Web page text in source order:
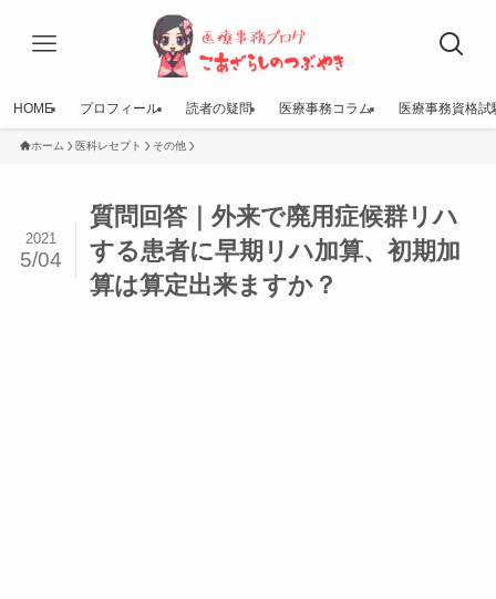
HOME プロフィール 読者の疑問 医療事務コラム 医療事務資格試
ホーム 医科レセプト その他
質問回答｜外来で廃用症候群リハ
する患者に早期リハ加算、初期加
算は算定出来ますか？
2021
5/04